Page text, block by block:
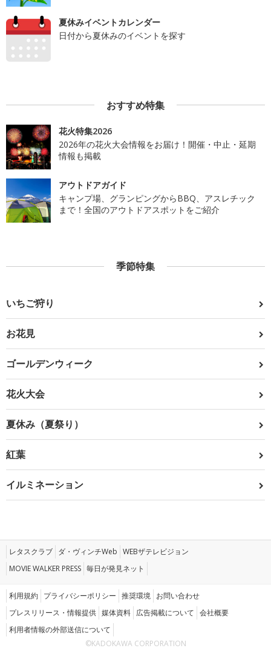
夏休みイベントカレンダー
日付から夏休みのイベントを探す
おすすめ特集
花火特集2026
2026年の花火大会情報をお届け！開催・中止・延期
情報も掲載
アウトドアガイド
キャンプ場、グランピングからBBQ、アスレチック
まで！全国のアウトドアスポットをご紹介
季節特集
いちご狩り
お花見
ゴールデンウィーク
花火大会
夏休み（夏祭り）
紅葉
イルミネーション
レタスクラブ ダ・ヴィンチWeb WEBザテレビジョン
MOVIE WALKER PRESS 毎日が発見ネット
利用規約 プライバシーポリシー 推奨環境 お問い合わせ
プレスリリース・情報提供 媒体資料 広告掲載について 会社概要
利用者情報の外部送信について
©KADOKAWA CORPORATION